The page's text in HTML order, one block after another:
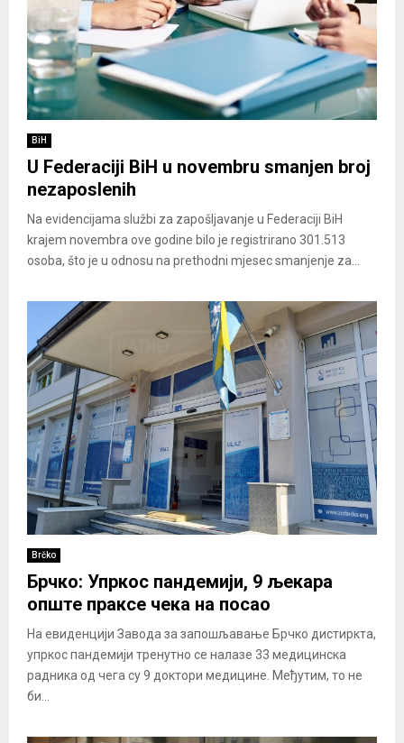
BiH
U Federaciji BiH u novembru smanjen broj
nezaposlenih
Na evidencijama službi za zapošljavanje u Federaciji BiH
krajem novembra ove godine bilo je registrirano 301.513
osoba, što je u odnosu na prethodni mjesec smanjenje za...
Brčko
Брчко: Упркос пандемији, 9 љекара
опште праксе чека на посао
На евиденцији Завода за запошљавање Брчко дистиркта,
упркос пандемији тренутно се налазе 33 медицинска
радника од чега су 9 доктори медицине. Међутим, то не
би...